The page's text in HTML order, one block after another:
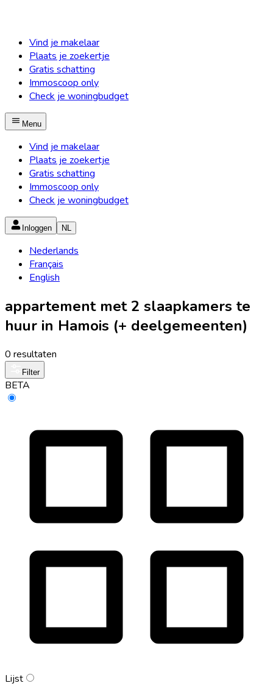
Vind je makelaar
Plaats je zoekertje
Gratis schatting
Immoscoop only
Check je woningbudget
Menu
Vind je makelaar
Plaats je zoekertje
Gratis schatting
Immoscoop only
Check je woningbudget
Inloggen NL
Nederlands
Français
English
appartement met 2 slaapkamers te
huur in Hamois (+ deelgemeenten)
0 resultaten
Filter
BETA
Lijst